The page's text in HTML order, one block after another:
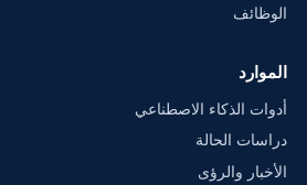
الوظائف
الموارد
أدوات الذكاء الاصطناعي
دراسات الحالة
الأخبار والرؤى